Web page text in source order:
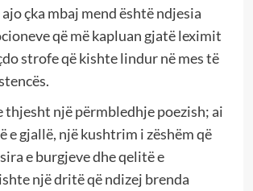
çka mbaj mend është ndjesia
që më kapluan gjatë leximit
strofe që kishte lindur në mes të
thjesht një përmbledhje poezish; ai
e gjallë, një kushtrim i zëshëm që
e burgjeve dhe qelitë e
një dritë që ndizej brenda